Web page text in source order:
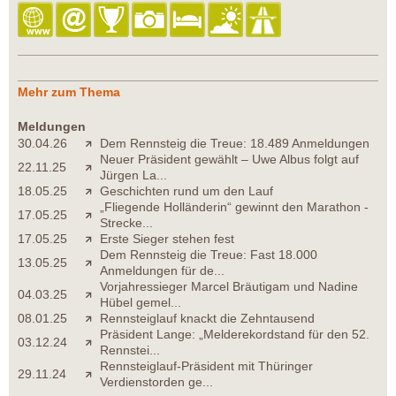
Mehr zum Thema
Meldungen
30.04.26
Dem Rennsteig die Treue: 18.489 Anmeldungen
22.11.25
Neuer Präsident gewählt – Uwe Albus folgt auf
Jürgen La...
18.05.25
Geschichten rund um den Lauf
17.05.25
„Fliegende Holländerin“ gewinnt den Marathon -
Strecke...
17.05.25
Erste Sieger stehen fest
13.05.25
Dem Rennsteig die Treue: Fast 18.000
Anmeldungen für de...
04.03.25
Vorjahressieger Marcel Bräutigam und Nadine
Hübel gemel...
08.01.25
Rennsteiglauf knackt die Zehntausend
03.12.24
Präsident Lange: „Melderekordstand für den 52.
Rennstei...
29.11.24
Rennsteiglauf-Präsident mit Thüringer
Verdienstorden ge...